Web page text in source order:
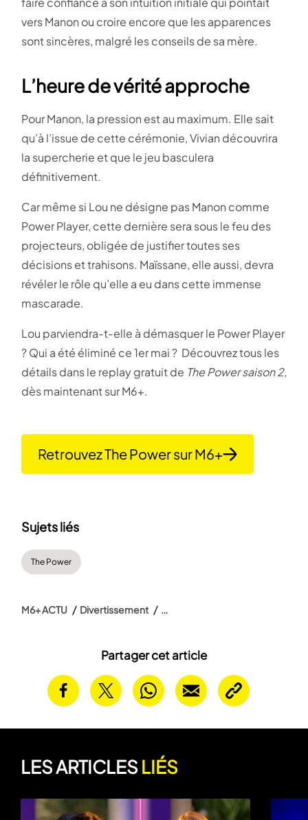
Partager cet article
vers Manon ou croire encore que les apparences
sont sincères, malgré les conseils de sa mère.
L’heure de vérité approche
Pour Manon, la pression est au maximum. Elle sait
qu’à l’issue de cette cérémonie, Vivian découvrira
la supercherie et que le jeu basculera
définitivement.
Car même si Lou ne désigne pas Manon comme
Power Player, cette dernière sera sous le feu des
projecteurs, obligée de justifier toutes ses
décisions et trahisons. Maïssane, elle aussi, devra
révéler le rôle qu’elle a eu dans cette immense
mascarade.
Lou parviendra-t-elle à démasquer le Power Player
? Qui a été éliminé ce 1er mai ? Découvrez tous les
détails dans le replay gratuit de The Power saison 2,
dès maintenant sur M6+.
Retrouvez The Power sur M6+
Sujets liés
The Power
M6+ ACTU Divertissement
LES ARTICLESLIÉS